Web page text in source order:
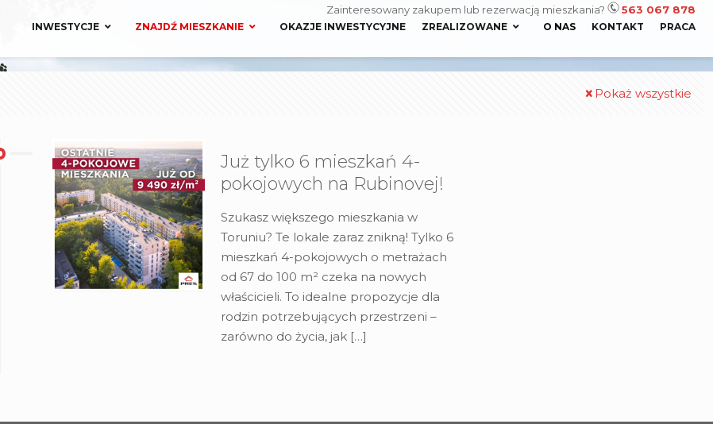
Zainteresowany zakupem lub rezerwacją mieszkania? 563 067 878
INWESTYCJE ZNAJDŹ MIESZKANIE OKAZJE INWESTYCYJNE ZREALIZOWANE O NAS KONTAKT PRACA
Pokaż wszystkie
Już tylko 6 mieszkań 4-
pokojowych na Rubinovej!
Szukasz większego mieszkania w
Toruniu? Te lokale zaraz znikną! Tylko 6
mieszkań 4-pokojowych o metrażach
od 67 do 100 m² czeka na nowych
właścicieli. To idealne propozycje dla
rodzin potrzebujących przestrzeni –
zarówno do życia, jak […]